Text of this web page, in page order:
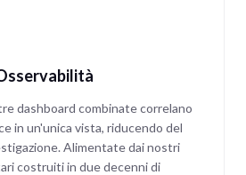
dashboard combinate correlano
in un'unica vista, riducendo del
Alimentate dai nostri
costruiti in due decenni di